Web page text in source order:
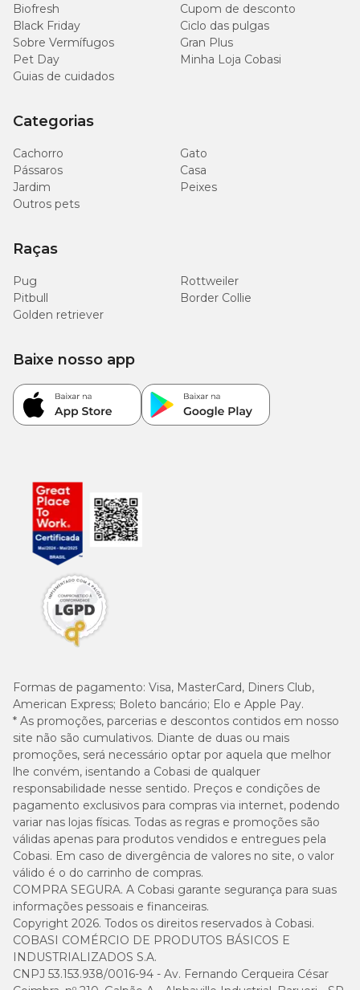
Biofresh
Cupom de desconto
Black Friday
Ciclo das pulgas
Sobre Vermífugos
Gran Plus
Pet Day
Minha Loja Cobasi
Guias de cuidados
Categorias
Cachorro
Gato
Pássaros
Casa
Jardim
Peixes
Outros pets
Raças
Pug
Rottweiler
Pitbull
Border Collie
Golden retriever
Formas de pagamento: Visa, MasterCard, Diners Club,
American Express; Boleto bancário; Elo e Apple Pay.
* As promoções, parcerias e descontos contidos em nosso
site não são cumulativos. Diante de duas ou mais
promoções, será necessário optar por aquela que melhor
lhe convém, isentando a Cobasi de qualquer
responsabilidade nesse sentido. Preços e condições de
pagamento exclusivos para compras via internet, podendo
variar nas lojas físicas. Todas as regras e promoções são
válidas apenas para produtos vendidos e entregues pela
Cobasi. Em caso de divergência de valores no site, o valor
válido é o do carrinho de compras.
COMPRA SEGURA. A Cobasi garante segurança para suas
informações pessoais e financeiras.
Copyright 2026. Todos os direitos reservados à Cobasi.
COBASI COMÉRCIO DE PRODUTOS BÁSICOS E
INDUSTRIALIZADOS S.A.
CNPJ 53.153.938/0016-94 - Av. Fernando Cerqueira César
Baixe nosso app